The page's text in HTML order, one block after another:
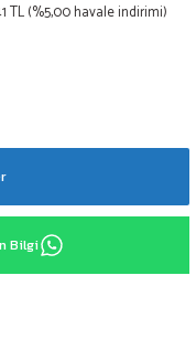
TL (%5,00 havale indirimi)
Bilgi